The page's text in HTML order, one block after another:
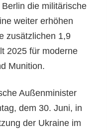
die militärische
weiter erhöhen
zusätzlichen 1,9
2025 für moderne
Munition.
Außenminister
dem 30. Juni, in
der Ukraine im